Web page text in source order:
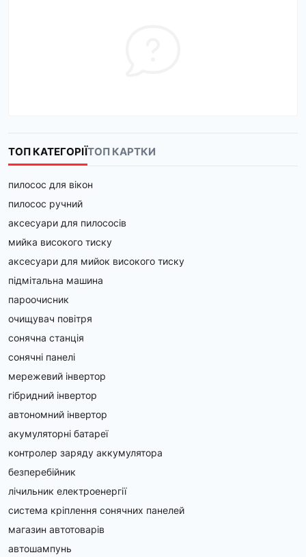
ТОП КАТЕГОРІЇТОП КАРТКИ
пилосос для вікон
пилосос ручний
аксесуари для пилососів
мийка високого тиску
аксесуари для мийок високого тиску
підмітальна машина
пароочисник
очищувач повітря
сонячна станція
сонячні панелі
мережевий інвертор
гібридний інвертор
автономний інвертор
акумуляторні батареї
контролер заряду аккумулятора
безперебійник
лічильник електроенергії
система кріплення сонячних панелей
магазин автотоварів
автошампунь